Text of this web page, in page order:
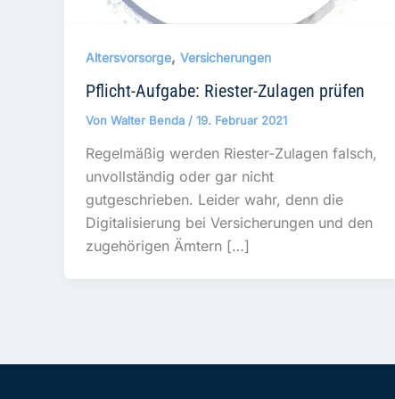
Altersvorsorge, Versicherungen
Pflicht-Aufgabe: Riester-Zulagen prüfen
Von Walter Benda / 19. Februar 2021
Regelmäßig werden Riester-Zulagen falsch,
unvollständig oder gar nicht
gutgeschrieben. Leider wahr, denn die
Digitalisierung bei Versicherungen und den
zugehörigen Ämtern […]